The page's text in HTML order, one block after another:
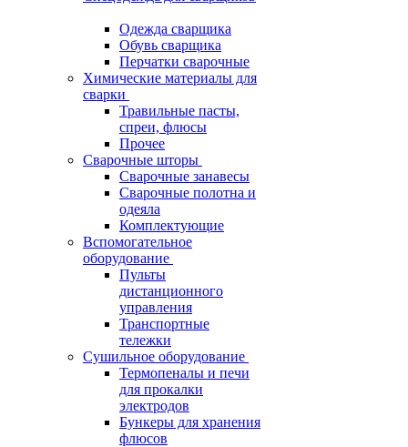
Одежда сварщика
Обувь сварщика
Перчатки сварочные
Химические материалы для
сварки
Травильные пасты,
спреи, флюсы
Прочее
Сварочные шторы
Сварочные занавесы
Сварочные полотна и
одеяла
Комплектующие
Вспомогательное
оборудование
Пульты
дистанционного
управления
Транспортные
тележки
Сушильное оборудование
Термопеналы и печи
для прокалки
электродов
Бункеры для хранения
флюсов